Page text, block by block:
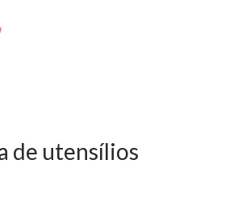
de utensílios